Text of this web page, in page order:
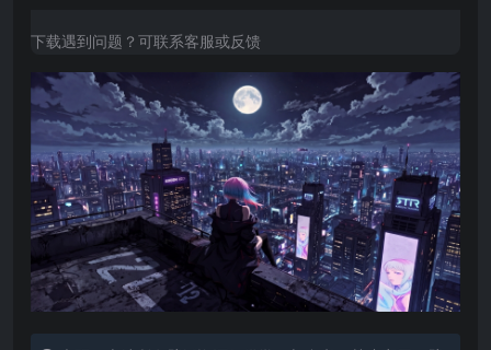
下载遇到问题？可联系客服或反馈